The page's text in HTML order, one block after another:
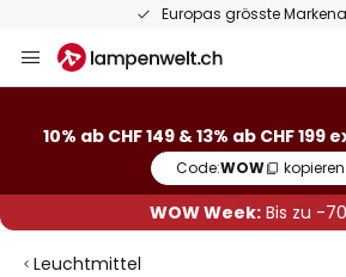
Europas grösste
Inhalt
10% ab CHF 149 & 13% ab CHF 199
Code:WOW kopieren
WOW Week:Bis zu -
Leuchtmittel